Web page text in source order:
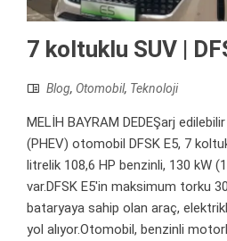
7 koltuklu SUV |
Blog, Otomobil, Teknoloji
MELİH BAYRAM DEDEŞarj
(PHEV) otomobil DFSK E5, 7
litrelik 108,6 HP benzinli, 130 kW
var.DFSK E5'in maksimum torku
bataryaya sahip olan araç,
yol alıyor.Otomobil, benzinli